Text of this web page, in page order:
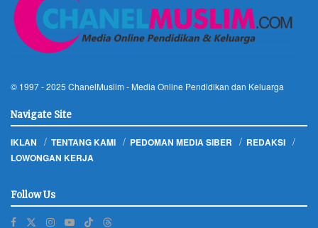
© 1997 - 2025 ChanelMuslim - Media Online Pendidikan dan Keluarga
Navigate Site
IKLAN TENTANG KAMI PEDOMAN MEDIA SIBER
REDAKSI
LOWONGAN KERJA
Follow Us